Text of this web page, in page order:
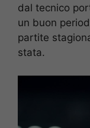
dal tecnico
un buon
partite
stata.